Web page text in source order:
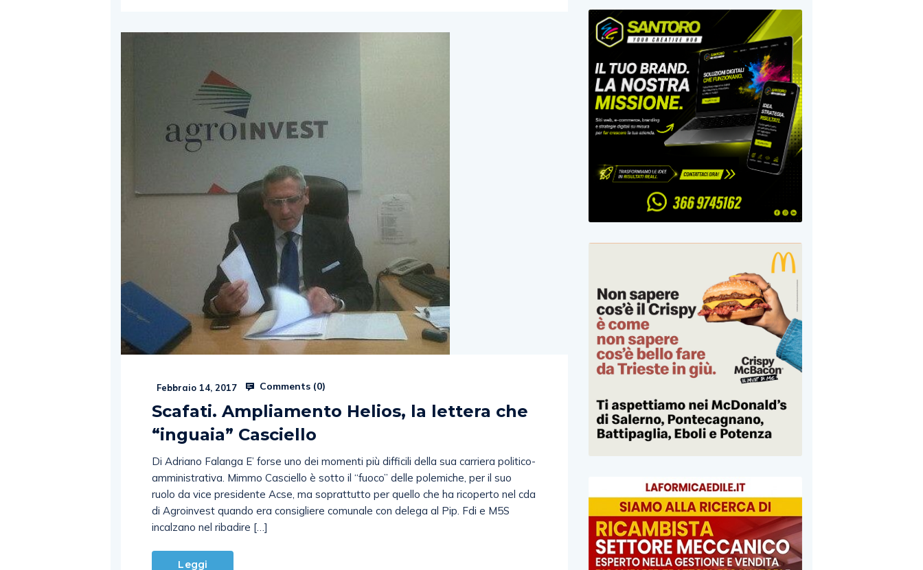
Febbraio 14, 2017 Comments (0)
Scafati. Ampliamento Helios, la lettera che
“inguaia” Casciello
Di Adriano Falanga E’ forse uno dei momenti più difficili della sua carriera politico-
amministrativa. Mimmo Casciello è sotto il “fuoco” delle polemiche, per il suo
ruolo da vice presidente Acse, ma soprattutto per quello che ha ricoperto nel cda
di Agroinvest quando era consigliere comunale con delega al Pip. Fdi e M5S
incalzano nel ribadire […]
Leggi